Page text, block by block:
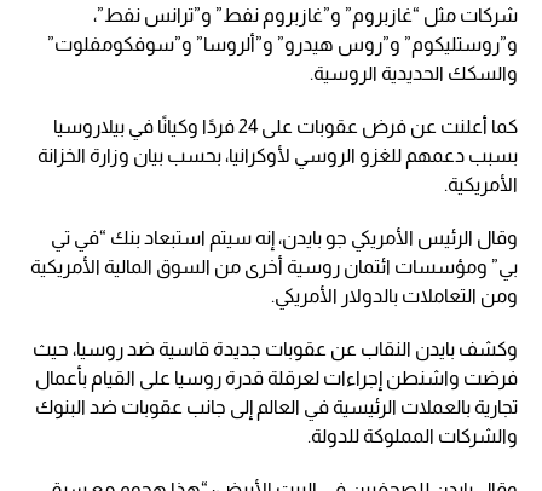
شركات مثل “غازبروم” و”غازبروم نفط” و”ترانس نفط”،
و”روستليكوم” و”روس هيدرو” و”ألروسا” و”سوفكومفلوت”
والسكك الحديدية الروسية.
كما أعلنت عن فرض عقوبات على 24 فردًا وكيانًا في بيلاروسيا
بسبب دعمهم للغزو الروسي لأوكرانيا، بحسب بيان وزارة الخزانة
الأمريكية.
وقال الرئيس الأمريكي جو بايدن، إنه سيتم استبعاد بنك “في تي
بي” ومؤسسات ائتمان روسية أخرى من السوق المالية الأمريكية
ومن التعاملات بالدولار الأمريكي.
وكشف بايدن النقاب عن عقوبات جديدة قاسية ضد روسيا، حيث
فرضت واشنطن إجراءات لعرقلة قدرة روسيا على القيام بأعمال
تجارية بالعملات الرئيسية في العالم إلى جانب عقوبات ضد البنوك
والشركات المملوكة للدولة.